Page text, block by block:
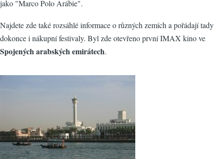
jako "Marco Polo Arábie".
Najdete zde také rozsáhlé informace o různých zemích a pořádají tady
dokonce i nákupní festivaly. Byl zde otevřeno první IMAX kino ve
Spojených arabských emirátech.